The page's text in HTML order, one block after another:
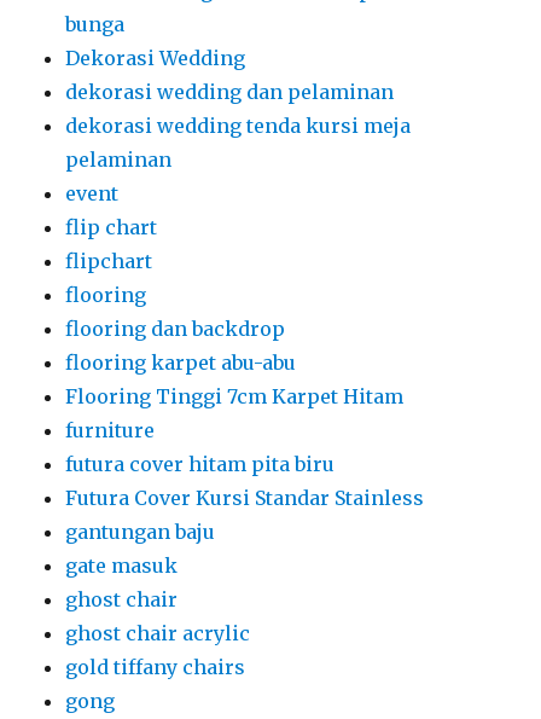
bunga
Dekorasi Wedding
dekorasi wedding dan pelaminan
dekorasi wedding tenda kursi meja
pelaminan
event
flip chart
flipchart
flooring
flooring dan backdrop
flooring karpet abu-abu
Flooring Tinggi 7cm Karpet Hitam
furniture
futura cover hitam pita biru
Futura Cover Kursi Standar Stainless
gantungan baju
gate masuk
ghost chair
ghost chair acrylic
gold tiffany chairs
gong